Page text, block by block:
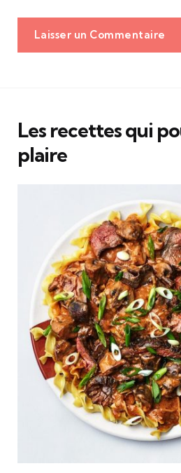
Laisser un Commentaire
Les recettes qui
plaire